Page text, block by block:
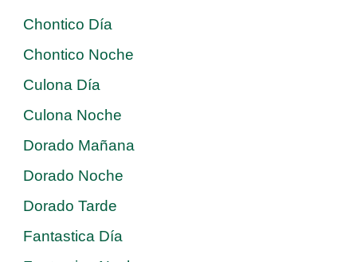
Chontico Día
Chontico Noche
Culona Día
Culona Noche
Dorado Mañana
Dorado Noche
Dorado Tarde
Fantastica Día